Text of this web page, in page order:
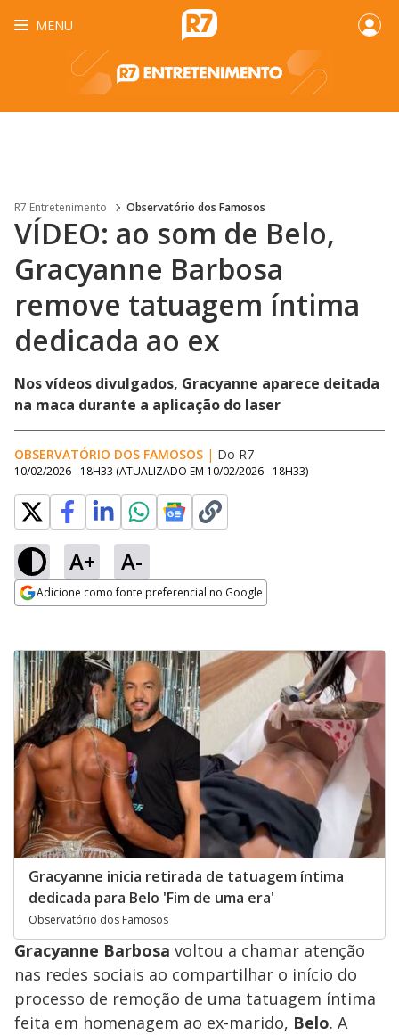
MENU
R7 Entretenimento Observatório dos Famosos
VÍDEO: ao som de Belo,
Gracyanne Barbosa
remove tatuagem íntima
dedicada ao ex
Nos vídeos divulgados, Gracyanne aparece deitada
na maca durante a aplicação do laser
OBSERVATÓRIO DOS FAMOSOS | Do R7
10/02/2026 - 18H33 (ATUALIZADO EM 10/02/2026 - 18H33)
A+ A-
Adicione como fonte preferencial no Google
Gracyanne inicia retirada de tatuagem íntima
dedicada para Belo 'Fim de uma era'
Observatório dos Famosos
Gracyanne Barbosa voltou a chamar atenção
nas redes sociais ao compartilhar o início do
processo de remoção de uma tatuagem íntima
feita em homenagem ao ex-marido, Belo. A